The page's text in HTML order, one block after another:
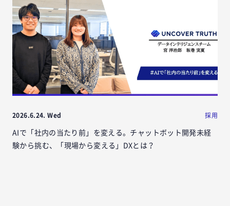
2026.6.24. Wed 採用
AIで「社内の当たり前」を変える。チャットボット開発未経
験から挑む、「現場から変える」DXとは？